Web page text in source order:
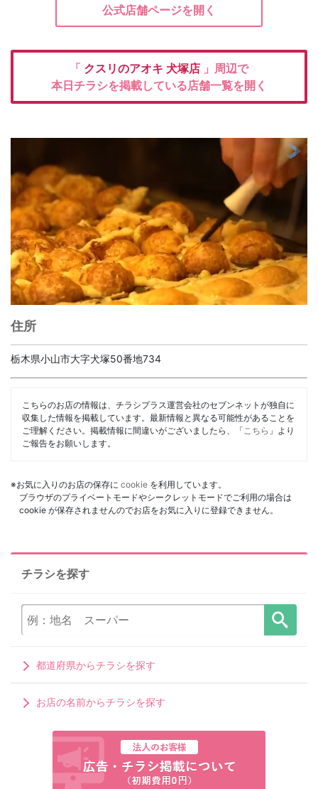
公式店舗ページを開く
「 クスリのアオキ 犬塚店 」周辺で
本日チラシを掲載している店舗一覧を開く
住所
栃木県小山市大字犬塚50番地734
こちらのお店の情報は、チラシプラス運営会社のセブンネットが独自に
収集した情報を掲載しています。最新情報と異なる可能性があることを
ご理解ください。掲載情報に間違いがございましたら、「 こちら 」より
ご報告をお願いします。
※お気に入りのお店の保存に cookie を利用しています。
ブラウザのプライベートモードやシークレットモードでご利用の場合は
cookie が保存されませんのでお店をお気に入りに登録できません。
チラシを探す
都道府県からチラシを探す
お店の名前からチラシを探す